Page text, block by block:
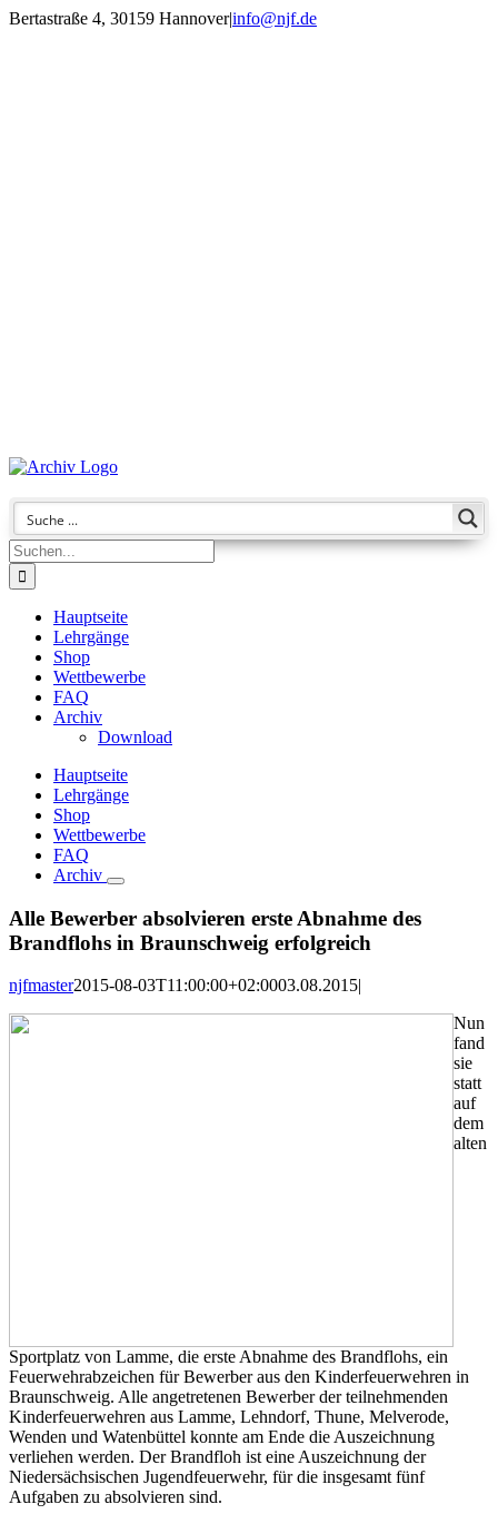
Zum
Bertastraße 4, 30159 Hannover|info@njf.de
Suche
nach:
Hauptseite
Lehrgänge
Shop
Wettbewerbe
FAQ
Archiv
Download
Hauptseite
Lehrgänge
Shop
Wettbewerbe
FAQ
Archiv
Alle Bewerber absolvieren erste Abnahme des
Brandflohs in Braunschweig erfolgreich
njfmaster2015-08-03T11:00:00+02:0003.08.2015|
Nun
fand
sie
statt
auf
dem
alten
Sportplatz von Lamme, die erste Abnahme des Brandflohs, ein
Feuerwehrabzeichen für Bewerber aus den Kinderfeuerwehren in
Braunschweig. Alle angetretenen Bewerber der teilnehmenden
Kinderfeuerwehren aus Lamme, Lehndorf, Thune, Melverode,
Wenden und Watenbüttel konnte am Ende die Auszeichnung
verliehen werden. Der Brandfloh ist eine Auszeichnung der
Niedersächsischen Jugendfeuerwehr, für die insgesamt fünf
Aufgaben zu absolvieren sind.